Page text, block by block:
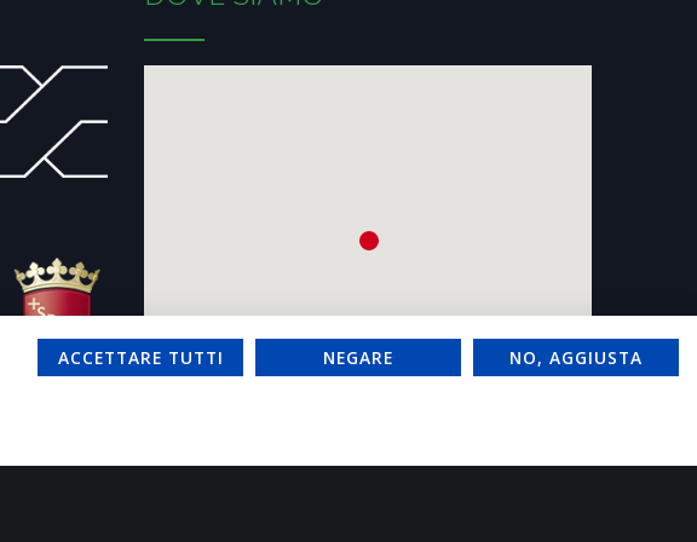
ACCETTARE TUTTI NEGARE NO, AGGIUSTA